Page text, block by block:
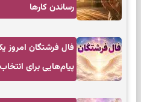
رساندن کار‌ها
پیام‌هایی برای